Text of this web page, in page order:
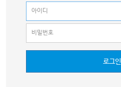
로그인